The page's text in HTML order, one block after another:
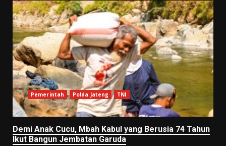
Pemerintah Polda Jateng TNI
Demi Anak Cucu, Mbah Kabul yang Berusia 74 Tahun
Ikut Bangun Jembatan Garuda